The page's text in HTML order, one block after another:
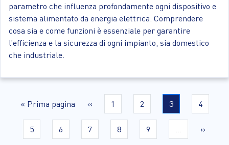
parametro che influenza profondamente ogni dispositivo e
sistema alimentato da energia elettrica. Comprendere
cosa sia e come funzioni è essenziale per garantire
l’efficienza e la sicurezza di ogni impianto, sia domestico
che industriale.
Paginazione
Prima
« Prima pagina
Pagina
precedente
‹‹ Page
1 Page
2
Current
page
3 Page
4
Page
5 Page
6 Page
7 Page
8 Page
9 …
Pagina
››